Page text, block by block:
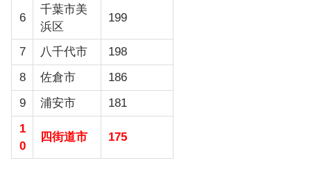
6
千葉市美
浜区
199
7 八千代市
198
8
佐倉市
186
9
浦安市
181
1
0
四街道市 175